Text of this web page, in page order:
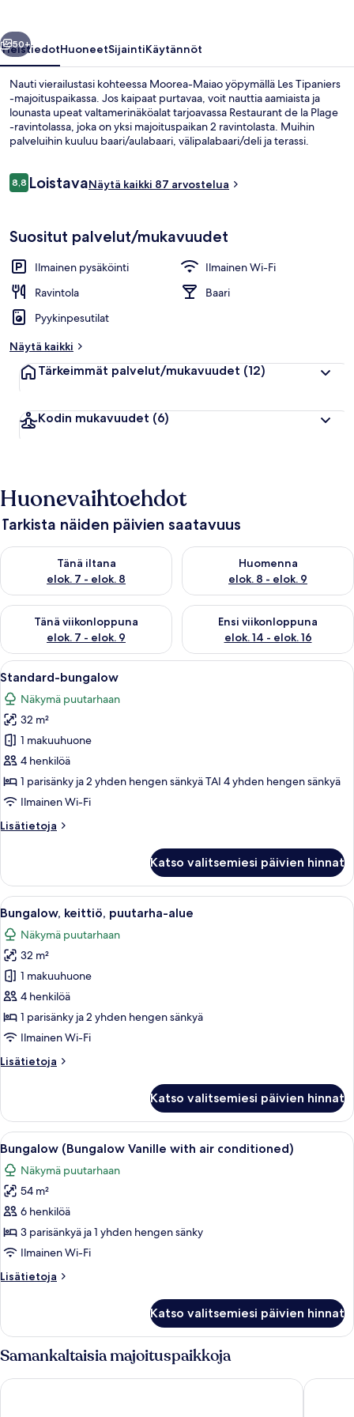
Seuraava
50+
YleistiedotHuoneetSijaintiKäytännöt
Nauti vierailustasi kohteessa Moorea-Maiao yöpymällä Les Tipaniers
-majoituspaikassa. Jos kaipaat purtavaa, voit nauttia aamiaista ja
lounasta upeat valtamerinäköalat tarjoavassa Restaurant de la Plage
-ravintolassa, joka on yksi majoituspaikan 2 ravintolasta. Muihin
palveluihin kuuluu baari/aulabaari, välipalabaari/deli ja terassi.
Arvostelut
8,88,8 kautta 10.
LoistavaNäytä kaikki 87 arvostelua
Suositut palvelut/mukavuudet
Ilmainen pysäköinti
Ilmainen Wi-Fi
Ravintola
Baari
Pyykinpesutilat
Näytä kaikki
Tärkeimmät palvelut/mukavuudet (12)
Kodin mukavuudet (6)
Huonevaihtoehdot
Tarkista näiden päivien saatavuus
Tänä iltana
elok. 7 - elok. 8
Tarkista tämän illan saatavuus elok. 7 - elok. 8
Huomenna
elok. 8 - elok. 9
Tarkista huomisen saatavuus
Tänä viikonloppuna
elok. 7 - elok. 9
Tarkista tämän viikonlopun saatavuus elok. 7 - elok. 9
Ensi viikonloppuna
elok. 14 - elok. 16
Tarkista ensi viikonlopun
Avaa
kaikki
huonetyypin
Standard-
bungalow
kuvat
Standard-bungalow | Tallelokero
11
Standard-bungalow
Näkymä puutarhaan
32 m²
1 makuuhuone
4 henkilöä
1 parisänky ja 2 yhden hengen sänkyä TAI 4 yhden hengen sänkyä
Ilmainen Wi-Fi
Lisätietoja
Lisätietoja
Katso valitsemiesi päivien hinnat
Avaa
kaikki
huonetyypin
Bungalow,
keittiö,
puutarha-
alue
kuvat
Bungalow, keittiö, puutarha-alue |
8
Bungalow, keittiö, puutarha-alue
Näkymä puutarhaan
32 m²
1 makuuhuone
4 henkilöä
1 parisänky ja 2 yhden hengen sänkyä
Ilmainen Wi-Fi
Lisätietoja
Lisätietoja
puutarha-
alue
Katso valitsemiesi päivien hinnat
Avaa
kaikki
huonetyypin
Bungalow
(Bungalow
Vanille
with
conditioned)
Bungalow (Bungalow Vanille with
6
Bungalow (Bungalow Vanille with air conditioned)
Näkymä puutarhaan
54 m²
6 henkilöä
3 parisänkyä ja 1 yhden hengen sänky
Ilmainen Wi-Fi
Lisätietoja
Lisätietoja
Vanille
with
air
conditioned)
Katso valitsemiesi päivien hinnat
Samankaltaisia majoituspaikkoja
Residence Moorea Sunset Beach Fare